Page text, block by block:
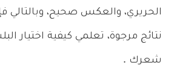
الحريري، والعكس صحيح، وبالتالي
نتائج مرجوة، تعلمي كيفية اختيار
شعرك .